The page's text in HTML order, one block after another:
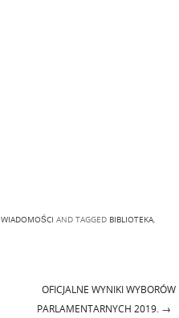
WIADOMOŚCI AND TAGGED BIBLIOTEKA,
OFICJALNE WYNIKI WYBORÓW
PARLAMENTARNYCH 2019. →